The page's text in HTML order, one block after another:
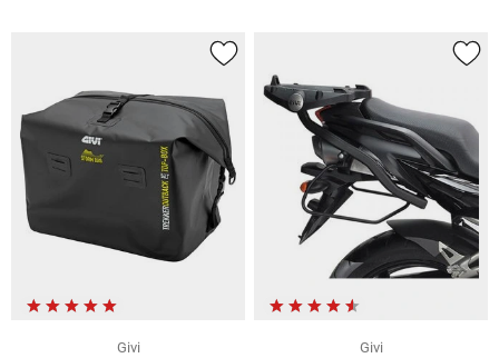
Givi
Givi